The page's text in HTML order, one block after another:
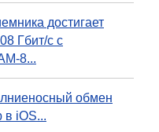
достигает
Гбит/с с
8...
обмен
в iOS...